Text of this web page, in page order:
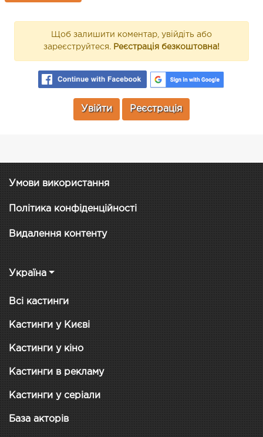
Щоб залишити коментар, увійдіть або
зареєструйтеся. Реєстрація безкоштовна!
Увійти Реєстрація
Умови використання
Політика конфіденційності
Видалення контенту
Україна
Всі кастинги
Кастинги у Києві
Кастинги у кіно
Кастинги в рекламу
Кастинги у серіали
База акторів